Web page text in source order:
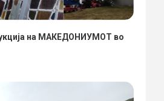
на МАКЕДОНИУМОТ во